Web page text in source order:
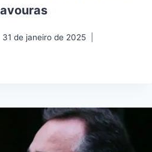
31 de janeiro de 2025